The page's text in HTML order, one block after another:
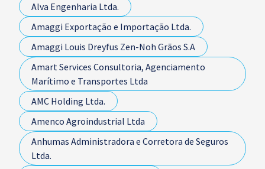
Alva Engenharia Ltda.
Amaggi Exportação e Importação Ltda.
Amaggi Louis Dreyfus Zen-Noh Grãos S.A
Amart Services Consultoria, Agenciamento
Marítimo e Transportes Ltda
AMC Holding Ltda.
Amenco Agroindustrial Ltda
Anhumas Administradora e Corretora de Seguros
Ltda.